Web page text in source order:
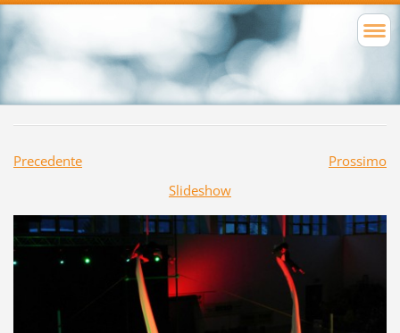
Precedente
Prossimo
Slideshow